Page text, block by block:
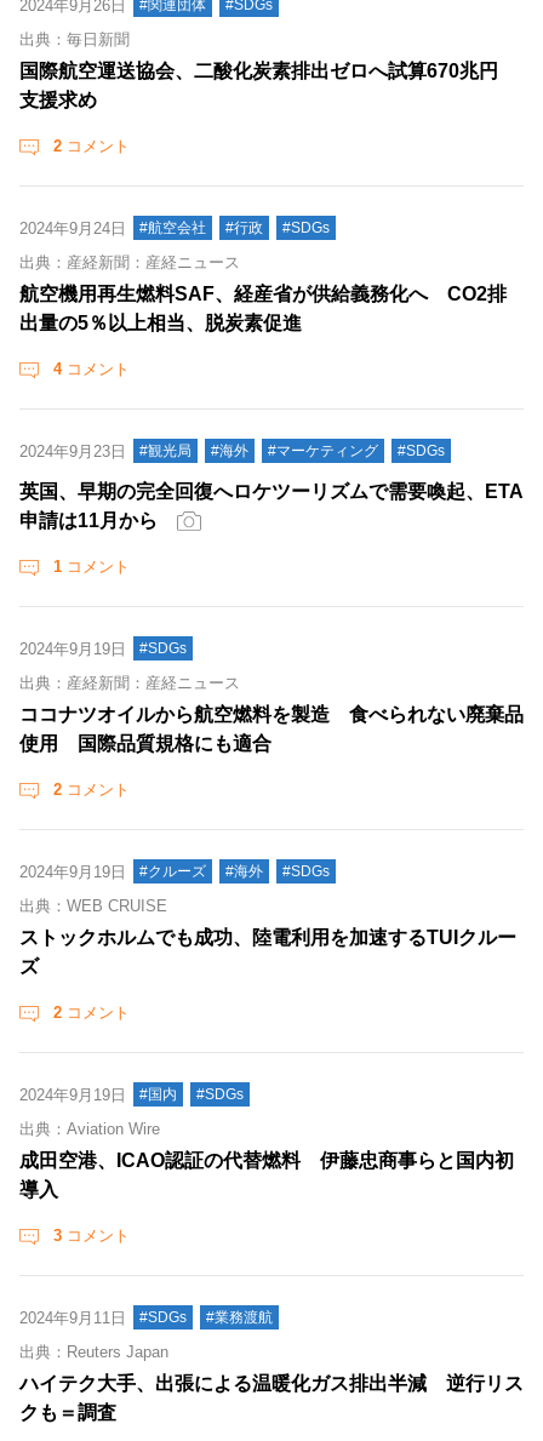
2024年9月26日 #関連団体 #SDGs
出典：毎日新聞
国際航空運送協会、二酸化炭素排出ゼロへ試算670兆円
支援求め
2 コメント
2024年9月24日 #航空会社 #行政 #SDGs
出典：産経新聞：産経ニュース
航空機用再生燃料SAF、経産省が供給義務化へ CO2排
出量の5％以上相当、脱炭素促進
4コメント
2024年9月23日 #観光局 #海外 #マーケティング #SDGs
英国、早期の完全回復へロケツーリズムで需要喚起、ETA
申請は11月から
1 コメント
2024年9月19日 #SDGs
出典：産経新聞：産経ニュース
ココナツオイルから航空燃料を製造 食べられない廃棄品
使用 国際品質規格にも適合
2 コメント
2024年9月19日 #クルーズ #海外 #SDGs
出典：WEB CRUISE
ストックホルムでも成功、陸電利用を加速するTUIクルー
ズ
2 コメント
2024年9月19日 #国内 #SDGs
出典：Aviation Wire
成田空港、ICAO認証の代替燃料 伊藤忠商事らと国内初
導入
3 コメント
2024年9月11日 #SDGs #業務渡航
出典：Reuters Japan
ハイテク大手、出張による温暖化ガス排出半減 逆行リス
クも＝調査